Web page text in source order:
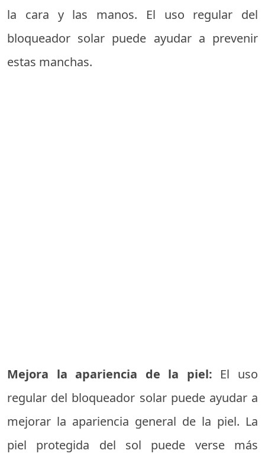
la cara y las manos. El uso regular del
bloqueador solar puede ayudar a prevenir
estas manchas.
Mejora la apariencia de la piel: El uso
regular del bloqueador solar puede ayudar a
mejorar la apariencia general de la piel. La
piel protegida del sol puede verse más